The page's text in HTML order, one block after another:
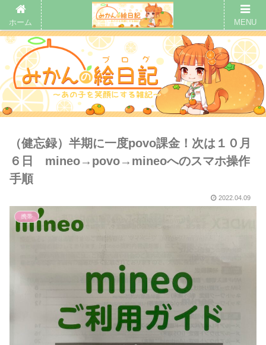
（健忘録）半期に一度povo課金！次は１０月
６日 mineo→povo→mineoへのスマホ操作
手順
2022.04.09
携帯
ホーム MENU